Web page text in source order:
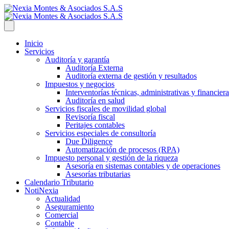
Inicio
Servicios
Auditoría y garantía
Auditoría Externa
Auditoría externa de gestión y resultados
Impuestos y negocios
Interventorías técnicas, administrativas y
Auditoría en salud
Servicios fiscales de movilidad global
Revisoría fiscal
Peritajes contables
Servicios especiales de consultoría
Due Diligence
Automatización de procesos (RPA)
Impuesto personal y gestión de la riqueza
Asesoría en sistemas contables y de operaciones
Asesorías tributarias
Calendario Tributario
NotiNexia
Actualidad
Aseguramiento
Comercial
Contable